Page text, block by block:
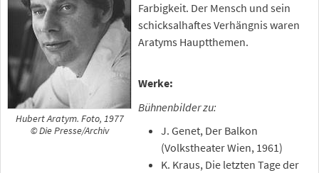
Hubert Aratym. Foto, 1977
© Die Presse/Archiv
Farbigkeit. Der Mensch und sein
schicksalhaftes Verhängnis waren
Aratyms Hauptthemen.
Werke:
Bühnenbilder zu:
J. Genet, Der Balkon
(Volkstheater Wien, 1961)
K. Kraus, Die letzten Tage der